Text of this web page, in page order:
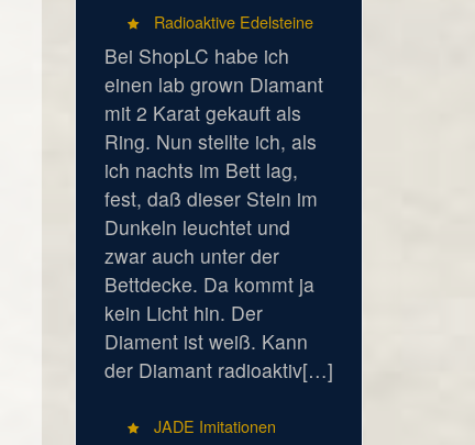
Radioaktive Edelsteine
Bei ShopLC habe ich
einen lab grown Diamant
mit 2 Karat gekauft als
Ring. Nun stellte ich, als
ich nachts im Bett lag,
fest, daß dieser Stein im
Dunkeln leuchtet und
zwar auch unter der
Bettdecke. Da kommt ja
kein Licht hin. Der
Diament ist weiß. Kann
der Diamant radioaktiv[…]
JADE Imitationen